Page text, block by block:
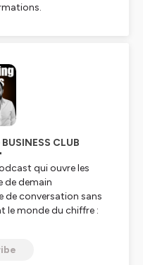
CLUB
qui ouvre les
de demain
de conversation sans
le monde du chiffre :
les codes,